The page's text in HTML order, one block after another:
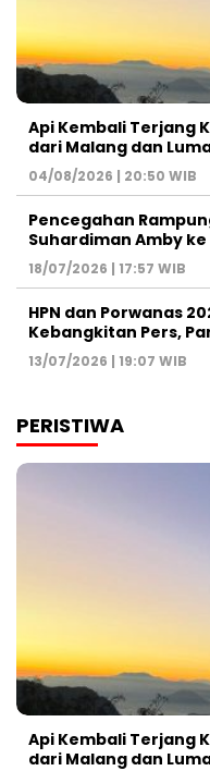
Api Kembali Terjang
dari Malang dan
04/08/2026 | 20:50 WIB
Pencegahan
Suhardiman Amby
18/07/2026 | 17:57 WIB
HPN dan Porwanas
Kebangkitan Pers,
13/07/2026 | 19:07 WIB
PERISTIWA
Api Kembali Terjang
dari Malang dan